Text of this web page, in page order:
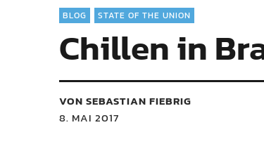
BLOG STATE OF THE UNION
Chillen in
VON SEBASTIAN FIEBRIG
8. MAI 2017